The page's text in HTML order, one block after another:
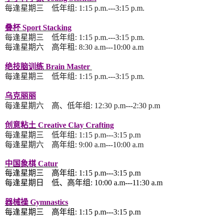
每逢星期三 低年组 : 1:15 p.m.---3:15 p.m.
叠杯 Sport Stacking
每逢星期三 低年组 : 1:15 p.m.---3:15 p.m.
每逢星期六 高年租 : 8:30 a.m---10:00 a.m
绝技脑训练 Brain Master
每逢星期三 低年组 : 1:15 p.m.---3:15 p.m.
乌克丽丽
每逢星期六 高、 低年组 : 12:30 p.m---2:30 p.m
创意粘土 Creative Clay Crafting
每逢星期三 低年组 : 1 :15 p.m---3:15 p.m
每逢星期六 高年组 : 9:00 a.m---10:00 a.m
中国象棋 Catur
每逢星期三 高年组 : 1 :15 p.m---3:15 p.m
每逢星期日 低、高年组 : 10:00 a.m---11:30 a.m
器械操 Gymnastics
每逢星期三 高年组 : 1 :15 p.m---3:15 p.m